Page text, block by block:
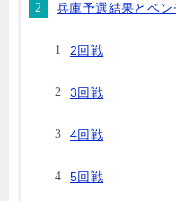
兵庫予選結果とベ
2回戦
3回戦
4回戦
5回戦